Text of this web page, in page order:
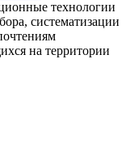
технологии
систематизации
на территории